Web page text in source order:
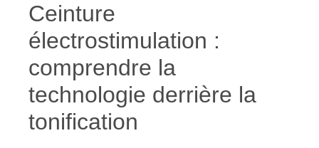
Ceinture
électrostimulation :
comprendre la
technologie derrière la
tonification